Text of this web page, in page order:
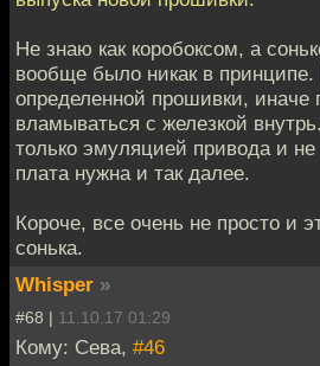
Не знаю как коробоксом, а
вообще было никак в
определенной прошивки, иначе
вламываться с железкой
только эмуляцией привода и не
плата нужна и так далее.
Короче, все очень не просто и
сонька.
Whisper »
#68 | 11.10.17 01:29
Кому: Сева, #46